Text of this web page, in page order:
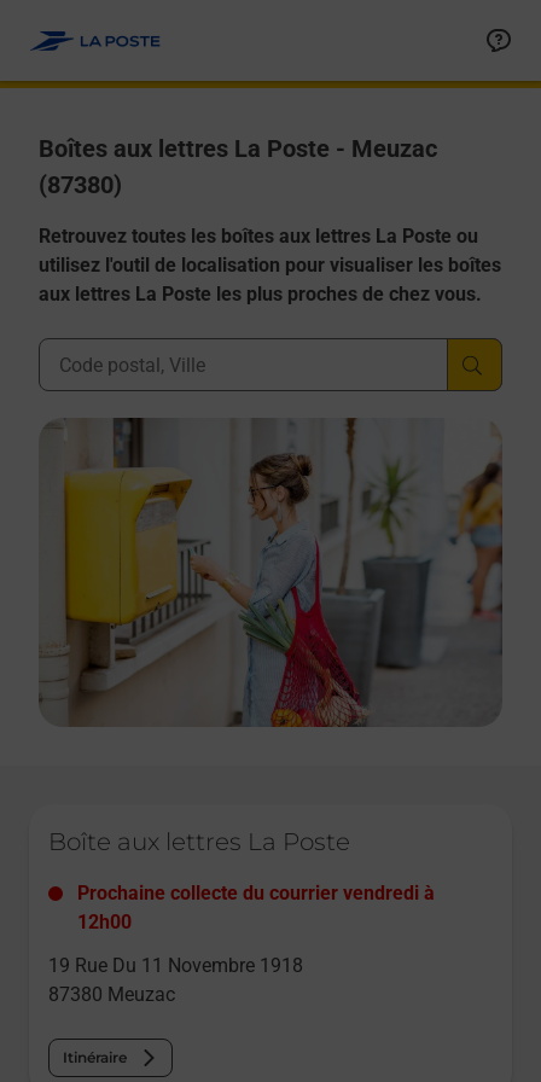
Boîtes aux lettres La Poste - Meuzac
(87380)
Retrouvez toutes les boîtes aux lettres La Poste ou
utilisez l'outil de localisation pour visualiser les boîtes
aux lettres La Poste les plus proches de chez vous.
Ville, Département, Code Postal
Boîte aux lettres La Poste
Prochaine collecte du courrier vendredi à
12h00
19 Rue Du 11 Novembre 1918
87380 Meuzac
Itinéraire